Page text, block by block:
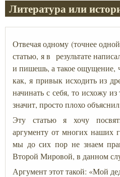
Литература или
Отвечая одному (точнее
статью, я в результате
и пишешь, а такое ощущение,
как, я привык исходить из
начинать с себя, то исхожу
значит, просто плохо
Эту статью я хочу
аргументу от многих наших
мы до сих пор не знаем
Второй Мировой, в данном
Аргумент этот такой: «Мой